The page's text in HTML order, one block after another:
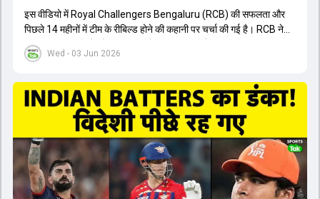
Wed - 03 Jun 2026
इस वीडियो में Royal Challengers Bengaluru (RCB) की सफलता और
पिछले 14 महीनों में टीम के रीबिल्ड होने की कहानी पर चर्चा की गई है। RCB ने
अपनी पुरानी गलतियों को स्वीकार करते हुए एक नया रिसेट बटन दबाया। टीम
मैनेजमेंट में Mo Bobat, Andy Flower, Dinesh Karthik और एनालिस्ट
के तहत Bhuvneshwar Kumar, Krunal Pandya और Rasikh Salam
जैसे भारतीय खिलाड़ियों को टीम में शामिल किया गया, जिन्होंने शानदार प्रदर्शन
किया। इसके अलावा, Virat Kohli की भूमिका में भी बदलाव देखा गया, जहां वह
अब टीम के युवा खिलाड़ियों के साथ ज्यादा जुड़े हुए नजर आते हैं। कप्तान Rajat
Patidar के नेतृत्व में टीम का कम्युनिकेशन बहुत स्पष्ट रहा है। एनालिस्ट से लेकर
मैनेजमेंट तक, सभी एक ही पेज पर रहते हैं, जिससे मैदान पर कोई कंफ्यूजन नहीं
होता। यही कारण है कि RCB ने लगातार सफलता हासिल की है।